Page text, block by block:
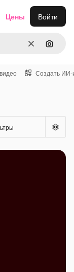
ОчиститьПоиск
Цены Войти
Создать ИИ-